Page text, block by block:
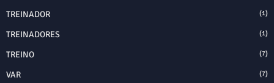
TREINADOR (1)
TREINADORES (1)
TREINO (7)
VAR (7)